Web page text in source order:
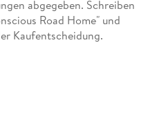
abgegeben. Schreiben
Road Home" und
Kaufentscheidung.